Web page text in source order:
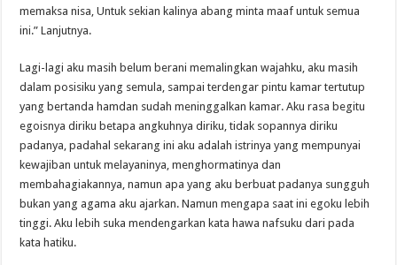
memaksa nisa, Untuk sekian kalinya abang minta maaf untuk semua
ini.” Lanjutnya.
Lagi-lagi aku masih belum berani memalingkan wajahku, aku masih
dalam posisiku yang semula, sampai terdengar pintu kamar tertutup
yang bertanda hamdan sudah meninggalkan kamar. Aku rasa begitu
egoisnya diriku betapa angkuhnya diriku, tidak sopannya diriku
padanya, padahal sekarang ini aku adalah istrinya yang mempunyai
kewajiban untuk melayaninya, menghormatinya dan
membahagiakannya, namun apa yang aku berbuat padanya sungguh
bukan yang agama aku ajarkan. Namun mengapa saat ini egoku lebih
tinggi. Aku lebih suka mendengarkan kata hawa nafsuku dari pada
kata hatiku.